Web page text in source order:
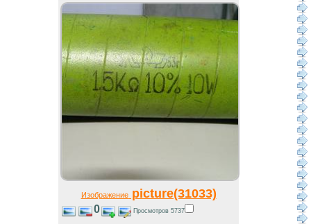
Изображениеpicture(31033)
0 Просмотров 5737